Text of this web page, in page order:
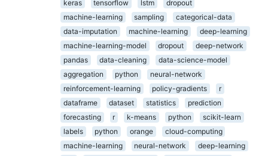
keras
tensorflow lstm
dropout
machine-learning
sampling
categorical-data
data-imputation
machine-learning
deep-learning
machine-learning-model
dropout
deep-network
pandas
data-cleaning
data-science-model
aggregation
python
neural-network
reinforcement-learning
policy-gradients
r
dataframe
dataset statistics
prediction
forecasting
r k-means python
scikit-learn
labels
python orange
cloud-computing
machine-learning
neural-network
deep-learning